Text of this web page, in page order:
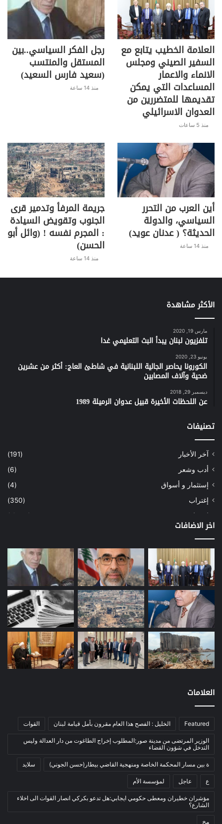
العلامة الخطيب يتابع مع
السفير الصيني ومجلس
الانماء والاعمار
المساعدات التي يمكن
تقديمها للمتضررين من
العدوان الاسرائيلي
منذ 5 ساعات
رجل الفكر السياسي..بين
المستقل والمنتسب
(سعيد فارس السعيد)
منذ 14 ساعة
أين العرب من التحرر
السياسي، والدولة
الحديثة؟ ( عدنان عويد)
منذ 14 ساعة
جريمة المرفأ وتدمير قرى
الجنوب وتقويض السيادة
: المجرم نفسه ! (وائل أبو
الحسن)
منذ 14 ساعة
الأكثر مشاهدة
مارس 19, 2020
تلفزيون لبنان يبدأ البث التعليمي غدا
يونيو 23, 2020
الكورونا يحاصر الجالية اللبنانية في شاطئ العاج: أكثر من عشرين
ضحية وآلاف المصابين
ديسمبر 29, 2018
عن اللحظات الأخيرة قبيل عدوان الرميلة 1989
تصنيفات
آخر الأخبار
(191)
أدب وشعر
(6)
إستثمار و أسواق
(4)
إغتراب
(350)
إقتصاد
(1٬039)
إعمار
(3)
بيئة
(16)
دراسة
طاقة
(12)
مصارف
(168)
معادن
(1)
موازنة
نفط
(91)
اتصالات
(26)
بيئة
ثقافة
(1٬227)
أدب وشعر
بروفايل
اخر الاضافات
العلامات
Featured الخليل : الفصح هذا العام مقرون بأمل قيامة لبنان القوات
الوزير المرتضى من مدينة صور:المطلوب إخراج الطاغوت من دار العدالة وليس
التدخل في شؤون القضاء
ة بين مسار المحكمة الخاصة ومنهجية القاضي بيطار(حسن الجوني) سلايد
ع عاجل لمؤسسة الأم
مؤشران خطيران ومعطى حكومي ايجابي:هل تدعو بكركي انصار القوات الى اخلاء
الشارع؟
مخ